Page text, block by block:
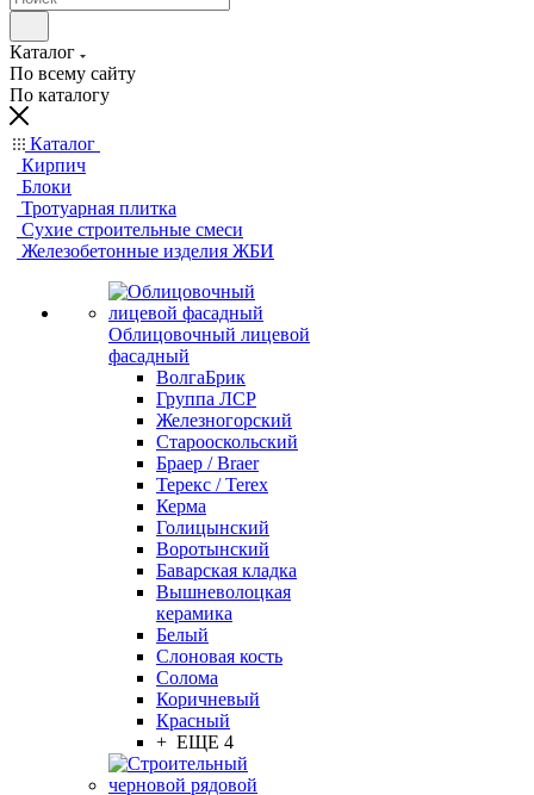
Каталог
По всему сайту
По каталогу
Каталог
Кирпич
Блоки
Тротуарная плитка
Сухие строительные смеси
Железобетонные изделия ЖБИ
Облицовочный лицевой
фасадный
ВолгаБрик
Группа ЛСР
Железногорский
Старооскольский
Браер / Braer
Терекс / Terex
Керма
Голицынский
Воротынский
Баварская кладка
Вышневолоцкая
керамика
Белый
Слоновая кость
Солома
Коричневый
Красный
+ ЕЩЕ 4